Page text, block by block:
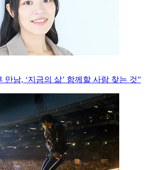
만남, ‘지금의 삶’ 함께할 사람 찾는 것”